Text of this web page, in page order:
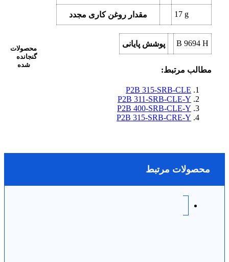
مقدار روغن کاری مجدد 17 g
محصولات
گنجانده
شده
پوشش پایانی B 9694 H
مطالب مرتبط:
P2B 315-SRB-CLE
P2B 311-SRB-CLE-Y
P2B 400-SRB-CLE-Y
P2B 315-SRB-CRE-Y
محصولات مرتبط